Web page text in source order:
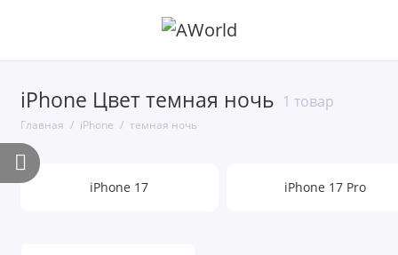
iPhone Цвет темная ночь 1 товар
Главная iPhone темная ночь
iPhone 17 iPhone 17 Pro